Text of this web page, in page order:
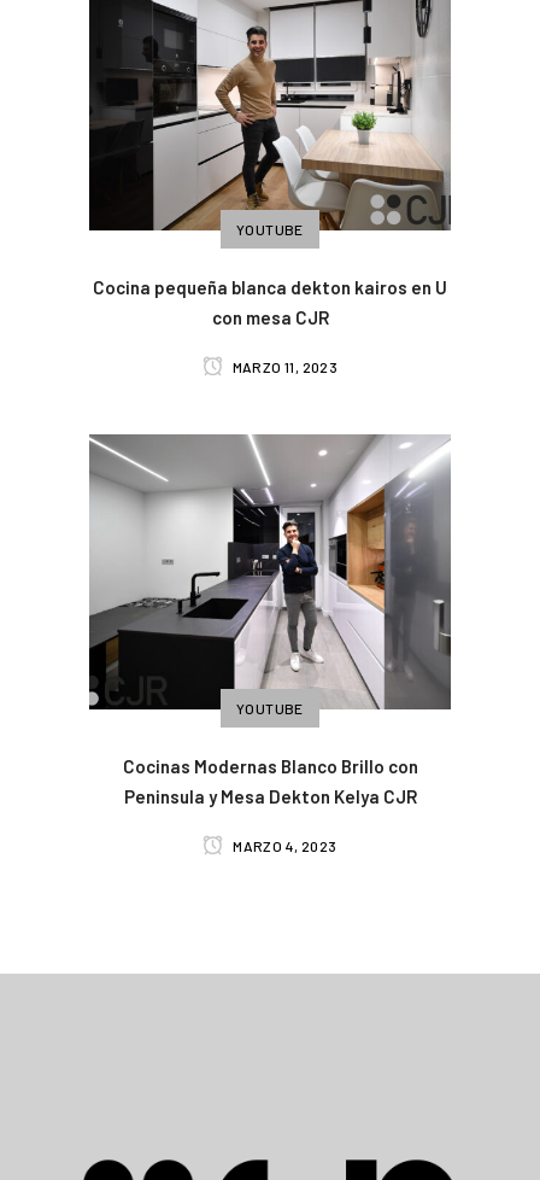
YOUTUBE
Cocina pequeña blanca dekton kairos en U
con mesa CJR
MARZO 11, 2023
YOUTUBE
Cocinas Modernas Blanco Brillo con
Peninsula y Mesa Dekton Kelya CJR
MARZO 4, 2023